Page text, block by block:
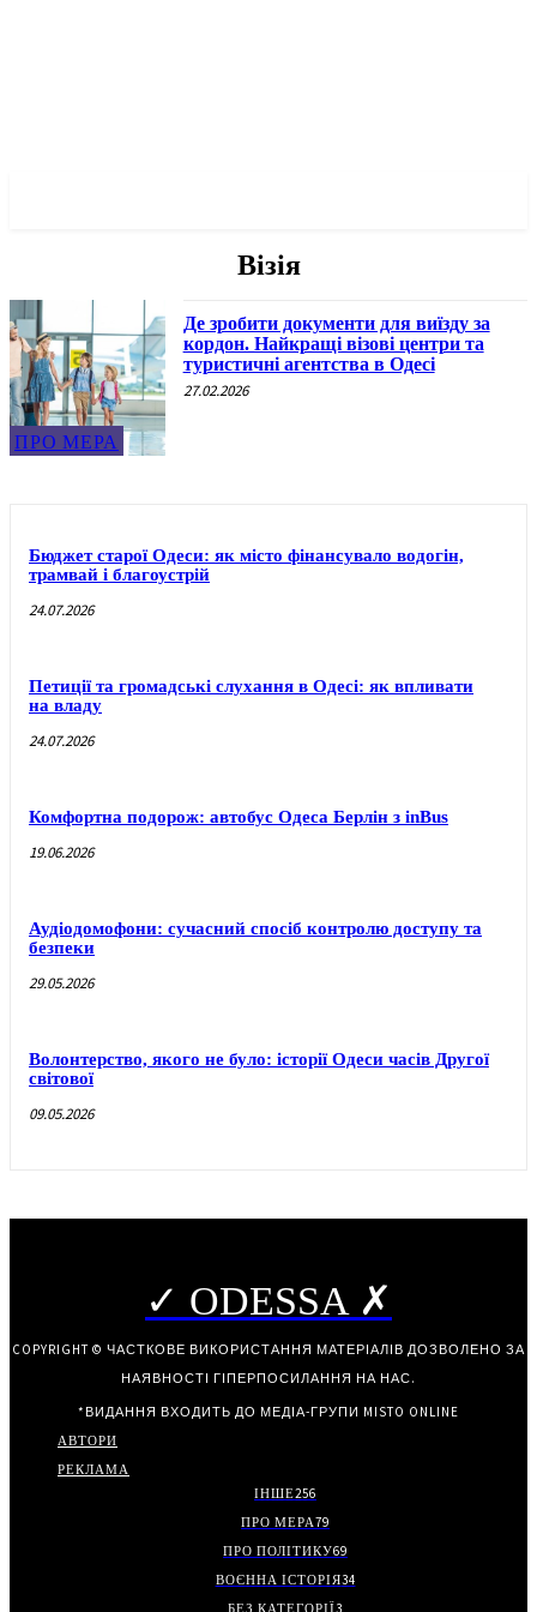
Візія
ПРО МЕРА
Де зробити документи для виїзду за
кордон. Найкращі візові центри та
туристичні агентства в Одесі
27.02.2026
Бюджет старої Одеси: як місто фінансувало водогін,
трамвай і благоустрій
24.07.2026
Петиції та громадські слухання в Одесі: як впливати
на владу
24.07.2026
Комфортна подорож: автобус Одеса Берлін з inBus
19.06.2026
Аудіодомофони: сучасний спосіб контролю доступу та
безпеки
29.05.2026
Волонтерство, якого не було: історії Одеси часів Другої
світової
09.05.2026
✓ ODESSA ✗
COPYRIGHT © ЧАСТКОВЕ ВИКОРИСТАННЯ МАТЕРІАЛІВ ДОЗВОЛЕНО ЗА
НАЯВНОСТІ ГІПЕРПОСИЛАННЯ НА НАС.
*ВИДАННЯ ВХОДИТЬ ДО МЕДІА-ГРУПИ MISTO ONLINE
АВТОРИ
РЕКЛАМА
ІНШЕ256
ПРО МЕРА79
ПРО ПОЛІТИКУ69
ВОЄННА ІСТОРІЯ34
БЕЗ КАТЕГОРІЇ3